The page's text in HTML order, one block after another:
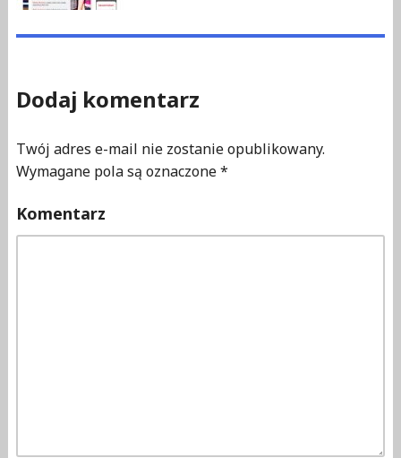
Dodaj komentarz
Twój adres e-mail nie zostanie opublikowany.
Wymagane pola są oznaczone*
Komentarz